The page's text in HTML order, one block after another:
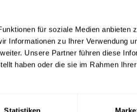
für soziale Medien anbieten
Informationen zu Ihrer Verwendung
Unsere Partner führen diese
haben oder die sie im Rahmen
WARENKORB
3 4 5 6 7 8 9 10